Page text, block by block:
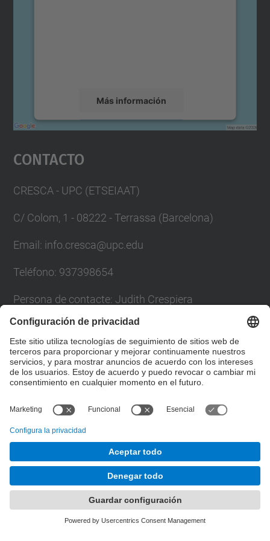
Más información
Aceptar
powered by
Contacto
CRESCA - UPC (ETSEIAAT)
C/ Colom, 1 - 08222 - Terrassa (Barcelona)
Email: info.cresca@upc.edu
Teléfono: 937398654
Persona de contacte: Judith Crespiera
Formulario de contacto
Lista Redes Sociales
Desarrollado con